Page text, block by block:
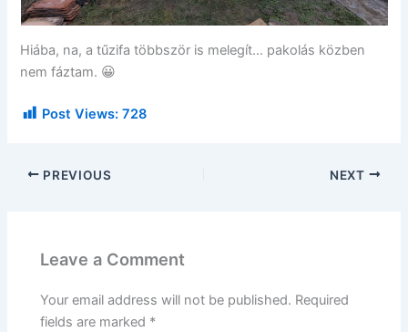
Hiába, na, a tűzifa többször is melegít… pakolás közben
nem fáztam. 😀
Post Views: 728
PREVIOUS NEXT
Leave a Comment
Your email address will not be published. Required
fields are marked *